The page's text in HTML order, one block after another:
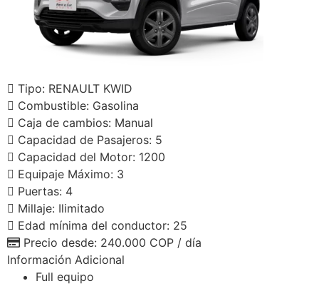
Tipo: RENAULT KWID
Combustible: Gasolina
Caja de cambios: Manual
Capacidad de Pasajeros: 5
Capacidad del Motor: 1200
Equipaje Máximo: 3
Puertas: 4
Millaje: Ilimitado
Edad mínima del conductor: 25
Precio desde: 240.000 COP / día
Información Adicional
Full equipo